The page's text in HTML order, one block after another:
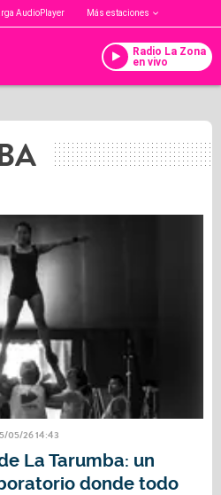
AudioPlayer Más estaciones
Radio La Zona
en vivo
05/26 14:43
La Tarumba: un
donde todo